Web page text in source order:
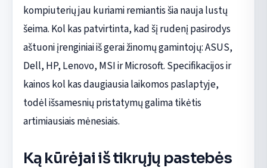
kompiuterių jau kuriami remiantis šia nauja lustų
šeima. Kol kas patvirtinta, kad šį rudenį pasirodys
aštuoni įrenginiai iš gerai žinomų gamintojų: ASUS,
Dell, HP, Lenovo, MSI ir Microsoft. Specifikacijos ir
kainos kol kas daugiausia laikomos paslaptyje,
todėl išsamesnių pristatymų galima tikėtis
artimiausiais mėnesiais.
Ką kūrėjai iš tikrųjų pastebės